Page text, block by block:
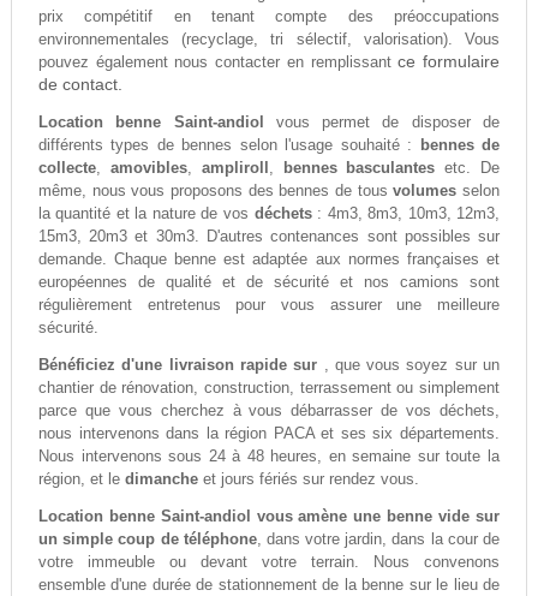
prix compétitif en tenant compte des préoccupations
environnementales (recyclage, tri sélectif, valorisation). Vous
pouvez également nous contacter en remplissantce formulaire
de contact.
Location benne Saint-andiol
vous permet de disposer de
différents types de bennes selon l'usage souhaité :
bennes de
collecte, amovibles, ampliroll , bennes basculantes etc. De
même, nous vous proposons des bennes de tousvolumes selon
la quantité et la nature de vos déchets: 4m3, 8m3, 10m3, 12m3,
15m3, 20m3 et 30m3. D'autres contenances sont possibles sur
demande. Chaque benne est adaptée aux normes françaises et
européennes de qualité et de sécurité et nos camions sont
régulièrement entretenus pour vous assurer une meilleure
sécurité.
Bénéficiez d'une livraison rapide sur , que vous soyez sur un
chantier de rénovation, construction, terrassement ou simplement
parce que vous cherchez à vous débarrasser de vos déchets,
nous intervenons dans la région PACA et ses six départements.
Nous intervenons sous 24 à 48 heures, en semaine sur toute la
région, et le dimancheet jours fériés sur rendez vous.
Location benne Saint-andiol vous amène une benne vide sur
un simple coup de téléphone, dans votre jardin, dans la cour de
votre immeuble ou devant votre terrain. Nous convenons
ensemble d'une durée de stationnement de la benne sur le lieu de